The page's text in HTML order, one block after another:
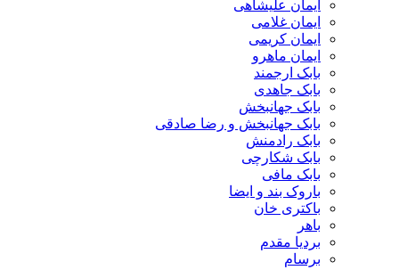
ایمان علیشاهی
ایمان غلامی
ایمان کریمی
ایمان ماهرو
بابک ارجمند
بابک جاهدی
بابک جهانبخش
بابک جهانبخش و رضا صادقی
بابک رادمنش
بابک شکارچی
بابک مافی
باروک بند و ایضا
باکتری خان
باهر
بردیا مقدم
برسام